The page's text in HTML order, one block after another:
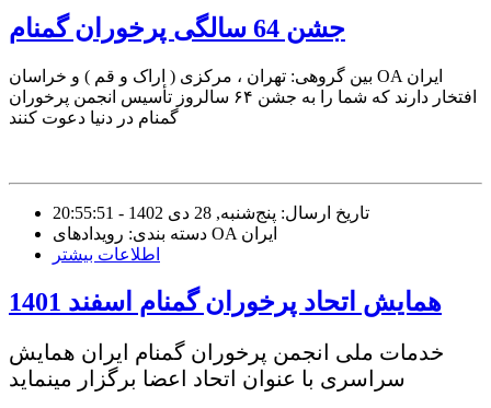
جشن 64 سالگی پرخوران گمنام
بین گروهی: تهران ، مرکزی ( اراک و قم ) و خراسان OA ایران
افتخار دارند که شما را به جشن ۶۴ سالروز تأسیس انجمن پرخوران
تاریخ ارسال: پنج‌شنبه, 28 دی 1402 - 20:55:51
دسته بندی: رویدادهای OA ایران
اطلاعات بیشتر
همایش اتحاد پرخوران گمنام اسفند 1401
خدمات ملی انجمن پرخوران گمنام ایران همایش